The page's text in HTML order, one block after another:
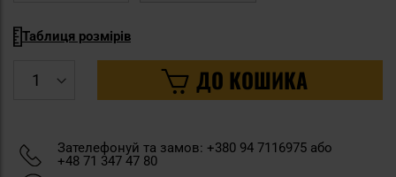
Таблиця розмірів
ДО КОШИКА
Зателефонуй та замов: +380 94 7116975 або
+48 71 347 47 80